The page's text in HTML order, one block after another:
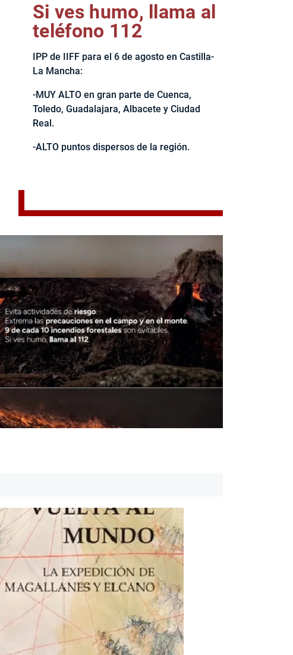
Si ves humo, llama al
teléfono 112
IPP de IIFF para el 6 de agosto en Castilla-
La Mancha:
-MUY ALTO en gran parte de Cuenca,
Toledo, Guadalajara, Albacete y Ciudad
Real.
-ALTO puntos dispersos de la región.